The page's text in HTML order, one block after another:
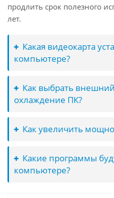
продлить срок полезного
лет.
Какая видеокарта
компьютере?
Как выбрать
охлаждение ПК?
Как увеличить
Какие программы
компьютере?